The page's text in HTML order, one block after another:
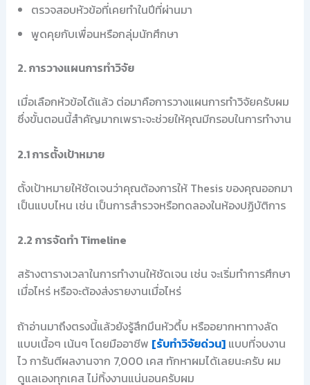
ตรวจสอบหัวข้อที่เคยทำในปีที่ผ่านมา
พูดคุยกับเพื่อนหรือกลุ่มนักศึกษา
2. การวางแผนการทำวิจัย
เมื่อเลือกหัวข้อได้แล้ว ต่อมาคือการวางแผนการทำวิจัยครับผม
ซึ่งขั้นตอนนี้สำคัญมากเพราะจะช่วยให้คุณมีกรอบในการทำงาน
2.1 การตั้งเป้าหมาย
ตั้งเป้าหมายให้ชัดเจนว่าคุณต้องการให้ Thesis ของคุณออกมา
เป็นแบบไหน เช่น เป็นการสำรวจหรือทดลองในห้องปฏิบัติการ
2.2 การจัดทำ Timeline
สร้างตารางเวลาในการทำงานให้ชัดเจน เช่น จะเริ่มทำการศึกษา
เมื่อไหร่ หรือจะต้องส่งรายงานเมื่อไหร่
ถ้าอ่านมาถึงตรงนี้แล้วยังรู้สึกมึนหัวตึ้บ หรืออยากหาทางลัด
แบบเนื้อๆ เน้นๆ โดยมืออาชีพ [รับทำวิจัยด่วน]แบบที่จบงาน
ไว การันตีผลงานจาก 7,000 เคส ทักหาผมได้เลยนะครับ ผม
ดูแลเองทุกเคส ไม่ทิ้งงานแน่นอนครับผม